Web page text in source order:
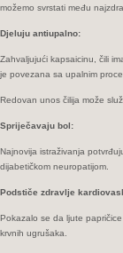
možemo svrstati među
Djeluju antiupalno:
Zahvaljujući kapsaicinu, čili
je povezana sa upalnim
Redovan unos čilija može
Spriječavaju bol:
Najnovija istraživanja
dijabetičkom neuropatijom.
Podstiče zdravlje
Pokazalo se da ljute
krvnih ugrušaka.